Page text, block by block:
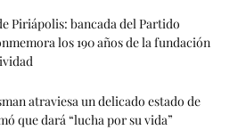
Piriápolis: bancada del Partido
los 190 años de la fundación
atraviesa un delicado estado de
que dará “lucha por su vida”